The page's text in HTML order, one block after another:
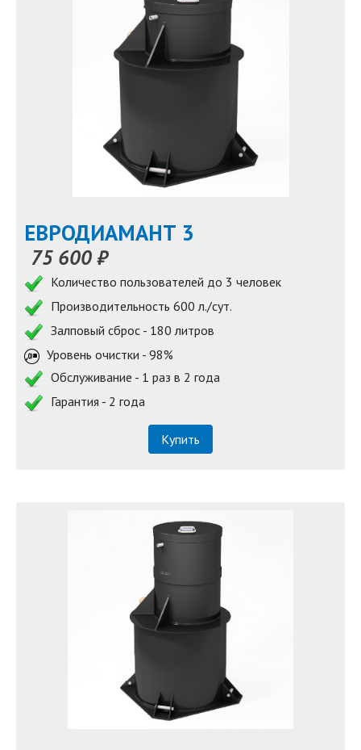
ЕВРОДИАМАНТ 3
75 600 ₽
Количество пользователей до 3 человек
Производительность 600 л./сут.
Залповый сброс - 180 литров
Уровень очистки - 98%
Обслуживание - 1 раз в 2 года
Гарантия - 2 года
Купить